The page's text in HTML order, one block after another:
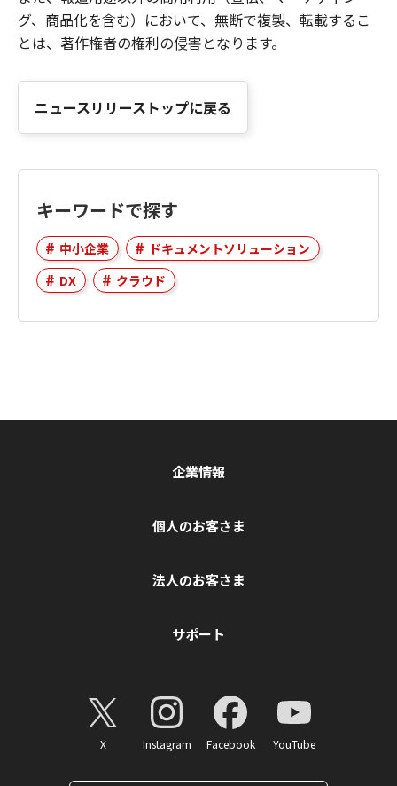
グ、商品化を含む）において、無断で複製、転載するこ
とは、著作権者の権利の侵害となります。
ニュースリリーストップに戻る
キーワードで探す
中小企業
ドキュメントソリューション
DX
クラウド
企業情報
個人のお客さま
法人のお客さま
サポート
X Instagram Facebook YouTube